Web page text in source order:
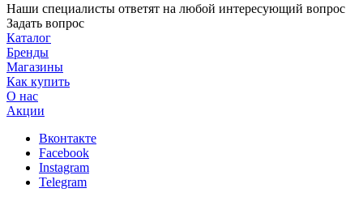
Наши специалисты ответят на любой интересующий вопрос
Задать вопрос
Каталог
Бренды
Магазины
Как купить
О нас
Акции
Вконтакте
Facebook
Instagram
Telegram